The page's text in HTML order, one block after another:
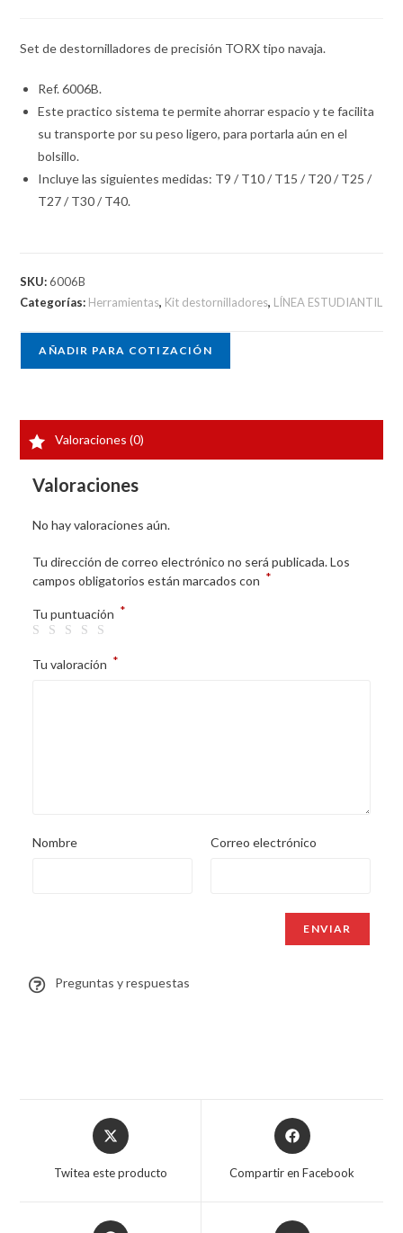
Set de destornilladores de precisión TORX tipo navaja.
Ref. 6006B.
Este practico sistema te permite ahorrar espacio y te facilita
su transporte por su peso ligero, para portarla aún en el
bolsillo.
Incluye las siguientes medidas: T9 / T10 / T15 / T20 / T25 /
T27 / T30 / T40.
SKU:6006B
Categorías: Herramientas, Kit destornilladores, LÍNEA ESTUDIANTIL
AÑADIR PARA COTIZACIÓN
Valoraciones (0)
Valoraciones
No hay valoraciones aún.
Tu dirección de correo electrónico no será publicada. Los
campos obligatorios están marcados con *
Tu puntuación *
Tu valoración *
Nombre Correo electrónico
Preguntas y respuestas
Twitea este producto Compartir en Facebook